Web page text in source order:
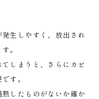
生しやすく、放出され
。
しまうと、さらにカビ
す。
したものがないか確か